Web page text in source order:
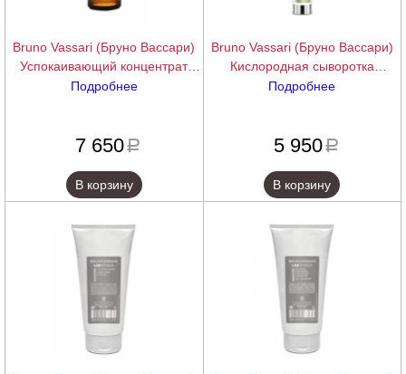
Bruno Vassari (Бруно Вассари)
Успокаивающий концентрат
(Skin Relief Stress Control), 30
Подробнее
7 650a
В корзину
Bruno Vassari (Бруно Вассари)
Кислородная сыворотка
(Breathing Skin Oxygenating
Подробнее
5 950a
В корзину